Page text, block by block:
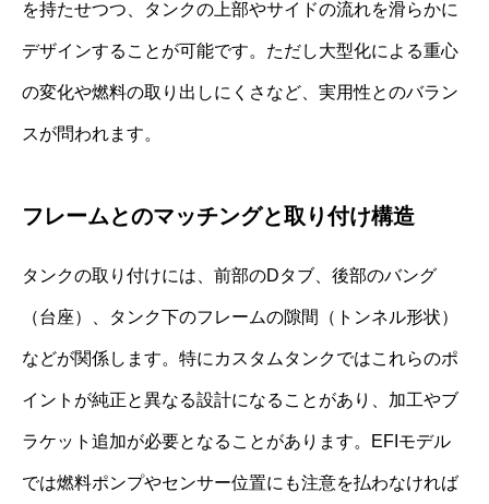
を持たせつつ、タンクの上部やサイドの流れを滑らかに
デザインすることが可能です。ただし大型化による重心
の変化や燃料の取り出しにくさなど、実用性とのバラン
スが問われます。
フレームとのマッチングと取り付け構造
タンクの取り付けには、前部のDタブ、後部のバング
（台座）、タンク下のフレームの隙間（トンネル形状）
などが関係します。特にカスタムタンクではこれらのポ
イントが純正と異なる設計になることがあり、加工やブ
ラケット追加が必要となることがあります。EFIモデル
では燃料ポンプやセンサー位置にも注意を払わなければ